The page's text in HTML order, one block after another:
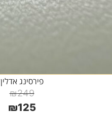
פירסינג אדלין
₪249
₪125